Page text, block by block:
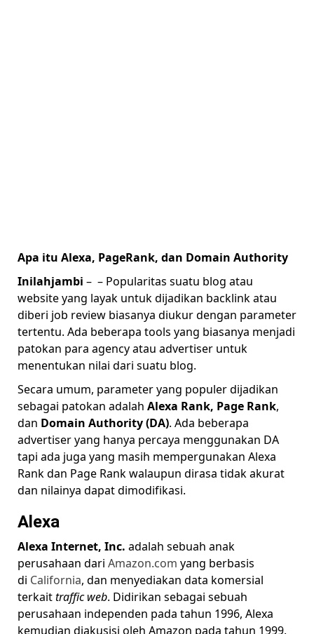
Apa itu Alexa, PageRank, dan Domain Authority
Inilahjambi – – Popularitas suatu blog atau
website yang layak untuk dijadikan backlink atau
diberi job review biasanya diukur dengan parameter
tertentu. Ada beberapa tools yang biasanya menjadi
patokan para agency atau advertiser untuk
menentukan nilai dari suatu blog.
Secara umum, parameter yang populer dijadikan
sebagai patokan adalah Alexa Rank, Page Rank,
dan Domain Authority (DA). Ada beberapa
advertiser yang hanya percaya menggunakan DA
tapi ada juga yang masih mempergunakan Alexa
Rank dan Page Rank walaupun dirasa tidak akurat
dan nilainya dapat dimodifikasi.
Alexa
Alexa Internet, Inc. adalah sebuah anak
perusahaan dari Amazon.com yang berbasis
di California, dan menyediakan data komersial
terkaittraffic web. Didirikan sebagai sebuah
perusahaan independen pada tahun 1996, Alexa
kemudian diakusisi oleh Amazon pada tahun 1999.